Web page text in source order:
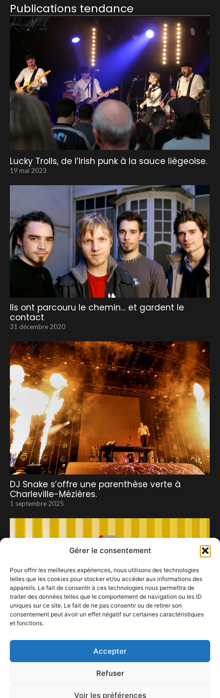
Gérer le consentement
Pour offrir les meilleures expériences, nous utilisons des technologies
telles que les cookies pour stocker et/ou accéder aux informations des
appareils. Le fait de consentir à ces technologies nous permettra de
traiter des données telles que le comportement de navigation ou les ID
uniques sur ce site. Le fait de ne pas consentir ou de retirer son
consentement peut avoir un effet négatif sur certaines caractéristiques
et fonctions.
Accepter
Refuser
Voir les préférences
Publications tendance
Lucky Trolls, de l’Irish punk à la sauce liégeoise.
19 mai 2023
Ils ont parcouru le chemin… et gardent le
contact
31 décembre 2020
DJ Snake s’offre une parenthèse verte à
Charleville-Mézières.
1 septembre 2025
24 avril 2024